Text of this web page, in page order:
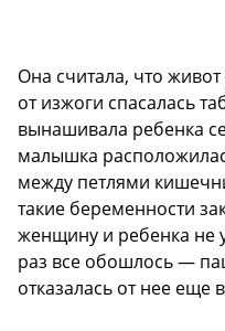
Она считала, что
от изжоги спасалась
вынашивала ребенка
малышка
между петлями
такие беременности
женщину и ребенка не
раз все обошлось —
отказалась от нее еще